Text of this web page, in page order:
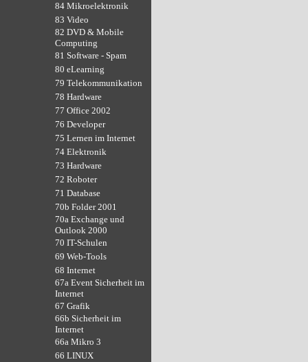
84 Mikroelektronik
83 Video
82 DVD & Mobile
Computing
81 Software - Spam
80 eLearning
79 Telekommunikation
78 Hardware
77 Office 2002
76 Developer
75 Lernen im Internet
74 Elektronik
73 Hardware
72 Roboter
71 Database
70b Folder 2001
70a Exchange und
Outlook 2000
70 IT-Schulen
69 Web-Tools
68 Internet
67a Event Sicherheit im
Internet
67 Grafik
66b Sicherheit im
Internet
66a Mikro 3
66 LINUX